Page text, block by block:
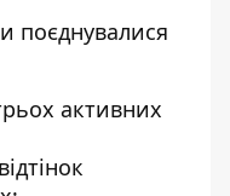
поєднувалися
активних